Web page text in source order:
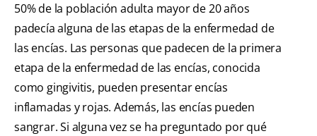
50% de la población adulta mayor de 20 años
padecía alguna de las etapas de la enfermedad de
las encías. Las personas que padecen de la primera
etapa de la enfermedad de las encías, conocida
como gingivitis, pueden presentar encías
inflamadas y rojas. Además, las encías pueden
sangrar. Si alguna vez se ha preguntado por qué